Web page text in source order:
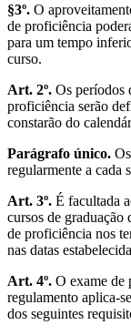
§3º. O
de proficiência
para um tempo
curso.
Art. 2º. Os períodos
proficiência serão
constarão do
Parágrafo único.
regularmente a cada
Art. 3º. É facultada
cursos de graduação
de proficiência nos
nas datas
Art. 4º. O exame de
regulamento aplica-
dos seguintes